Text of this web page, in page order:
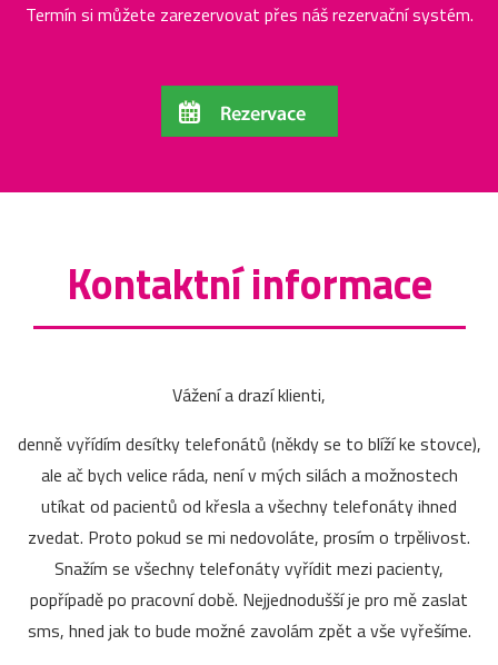
Termín si můžete zarezervovat přes náš rezervační systém.
Kontaktní informace
Vážení a drazí klienti,
denně vyřídím desítky telefonátů (někdy se to blíží ke stovce),
ale ač bych velice ráda, není v mých silách a možnostech
utíkat od pacientů od křesla a všechny telefonáty ihned
zvedat. Proto pokud se mi nedovoláte, prosím o trpělivost.
Snažím se všechny telefonáty vyřídit mezi pacienty,
popřípadě po pracovní době. Nejjednodušší je pro mě zaslat
sms, hned jak to bude možné zavolám zpět a vše vyřešíme.